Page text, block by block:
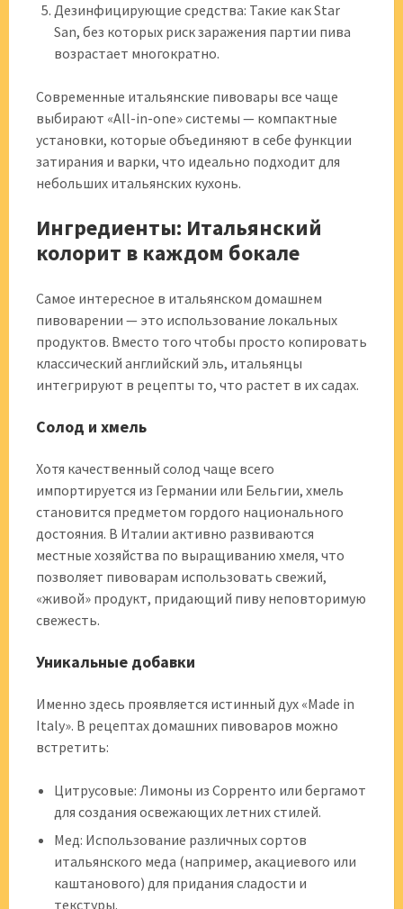
Дезинфицирующие средства: Такие как Star
San, без которых риск заражения партии пива
возрастает многократно.
Современные итальянские пивовары все чаще
выбирают «All-in-one» системы — компактные
установки, которые объединяют в себе функции
затирания и варки, что идеально подходит для
небольших итальянских кухонь.
Ингредиенты: Итальянский
колорит в каждом бокале
Самое интересное в итальянском домашнем
пивоварении — это использование локальных
продуктов. Вместо того чтобы просто копировать
классический английский эль, итальянцы
интегрируют в рецепты то, что растет в их садах.
Солод и хмель
Хотя качественный солод чаще всего
импортируется из Германии или Бельгии, хмель
становится предметом гордого национального
достояния. В Италии активно развиваются
местные хозяйства по выращиванию хмеля, что
позволяет пивоварам использовать свежий,
«живой» продукт, придающий пиву неповторимую
свежесть.
Уникальные добавки
Именно здесь проявляется истинный дух «Made in
Italy». В рецептах домашних пивоваров можно
встретить:
Цитрусовые: Лимоны из Сорренто или бергамот
для создания освежающих летних стилей.
Мед: Использование различных сортов
итальянского меда (например, акациевого или
каштанового) для придания сладости и
текстуры.